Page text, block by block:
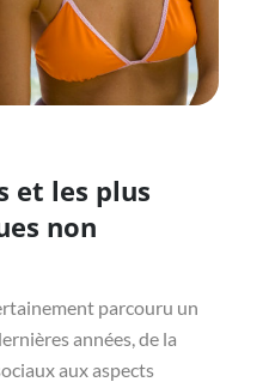
et les plus
non
parcouru un
années, de la
aux aspects